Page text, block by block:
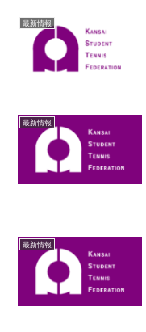
最新情報
最新情報
最新情報